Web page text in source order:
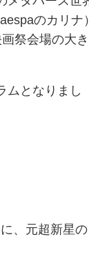
のカリナ
祭会場の大き
ムとなりまし
、元超新星の